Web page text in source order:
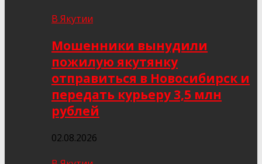
В Якутии
Мошенники вынудили
пожилую якутянку
отправиться в Новосибирск и
передать курьеру 3,5 млн
рублей
02.08.2026